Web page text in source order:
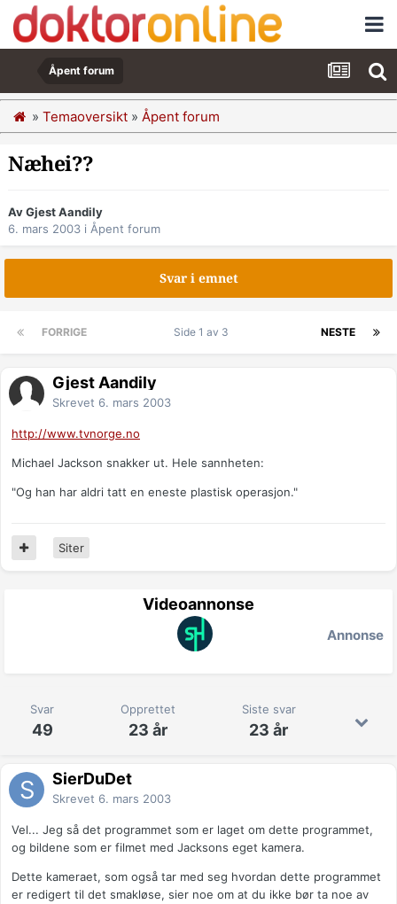
Åpent forum
» Temaoversikt » Åpent forum
Næhei??
Av Gjest Aandily
6. mars 2003 i Åpent forum
Svar i emnet
FORRIGE NESTE
Side 1 av 3
Gjest Aandily
Skrevet 6. mars 2003
http://www.tvnorge.no
Michael Jackson snakker ut. Hele sannheten:
"Og han har aldri tatt en eneste plastisk operasjon."
Siter
Videoannonse
Annonse
Svar
49
Opprettet
23 år
Siste svar
23 år
SierDuDet
Skrevet 6. mars 2003
Vel... Jeg så det programmet som er laget om dette programmet,
og bildene som er filmet med Jacksons eget kamera.
Dette kameraet, som også tar med seg hvordan dette programmet
er redigert til det smakløse, sier noe om at du ikke bør ta noe av